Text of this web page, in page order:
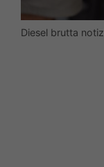
Diesel brutta